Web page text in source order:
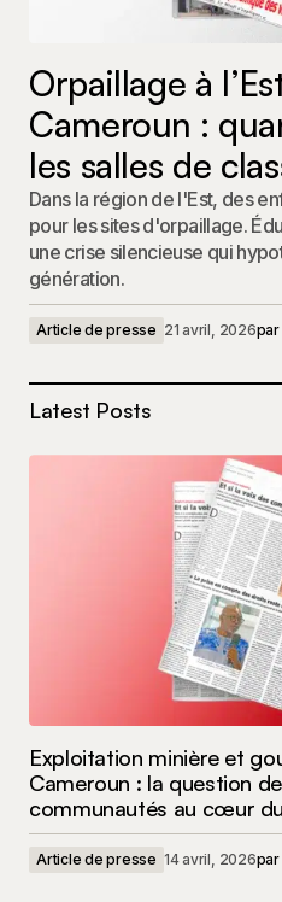
Orpaillage à
Cameroun :
les salles de
Dans la région de l'Est, des
pour les sites d'orpaillage.
une crise silencieuse qui
génération.
Article de presse 21 avril, 2026par
Latest Posts
Exploitation minière et
Cameroun : la question
communautés au cœur
Article de presse 14 avril, 2026par